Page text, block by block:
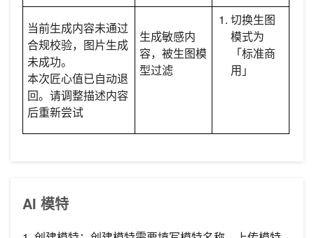
当前生成内容未通过
合规校验，图片生成
未成功。
本次匠心值已自动退
回。请调整描述内容
后重新尝试
生成敏感内
容，被生图模
型过滤
切换生图
模式为
「标准商
用」
AI 模特